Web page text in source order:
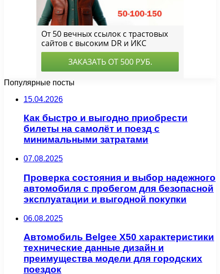
Популярные посты
15.04.2026
Как быстро и выгодно приобрести
билеты на самолёт и поезд с
минимальными затратами
07.08.2025
Проверка состояния и выбор надежного
автомобиля с пробегом для безопасной
эксплуатации и выгодной покупки
06.08.2025
Автомобиль Belgee X50 характеристики
технические данные дизайн и
преимущества модели для городских
поездок